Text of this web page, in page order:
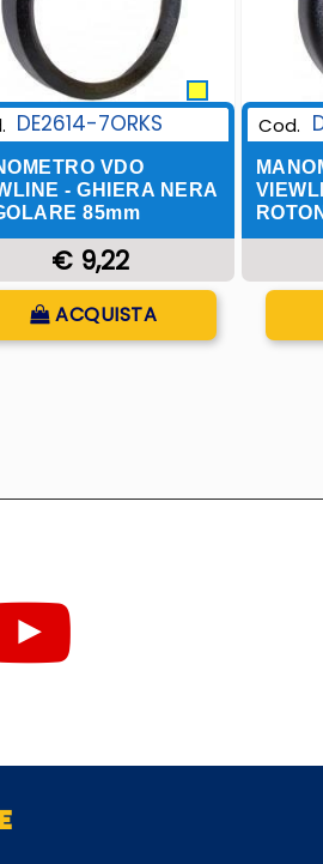
DE2614-7ORKS
VDO
- GHIERA NERA
85mm
€ 9,22
ACQUISTA
Cod.